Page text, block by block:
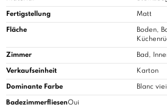
Fertigstellung Matt
Fläche
Boden,
Zimmer Bad,
Verkaufseinheit Karton
Dominante Farbe Blanc
BadezimmerfliesenOui